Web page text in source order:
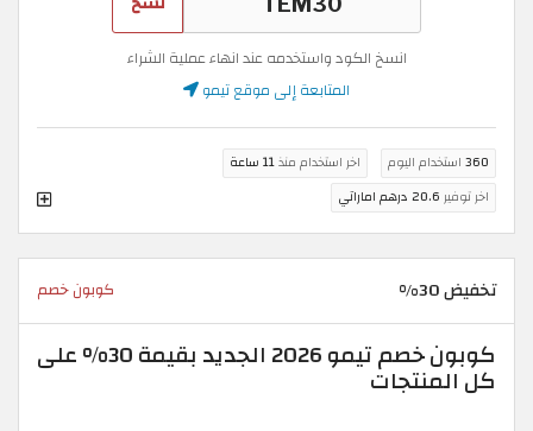
انسخ الكود واستخدمه عند انهاء عملية الشراء
المتابعة إلى موقع تيمو
360 استخدام اليوم اخر استخدام منذ11 ساعة
اخر توفير 20.6 درهم اماراتي
تخفيض 30% كوبون خصم
كوبون خصم تيمو 2026 الجديد بقيمة 30% على
كل المنتجات